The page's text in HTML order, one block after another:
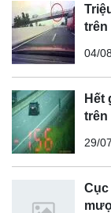
Màn hình cảm
đồng hồ kỹ thuật
có thể ngả sâu,
bất ngờ cho một
trên
04/
Hết
trên
29/
Cục